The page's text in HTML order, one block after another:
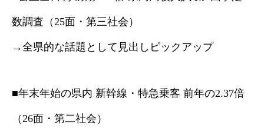
数調査（25面・第三社会）
→全県的な話題として見出しピックアップ
■年末年始の県内 新幹線・特急乗客 前年の2.37倍
（26面・第二社会）